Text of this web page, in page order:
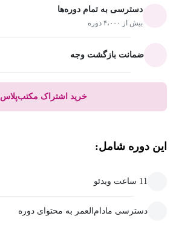
دسترسی به تمام دوره‌ها
بیش از ۴،۰۰۰ دوره
ضمانت بازگشت وجه
خرید اشتراک مکتب‌پلاس
این دوره شامل:
11 ساعت ویدئو
دسترسی مادام‌العمر به محتوای دوره